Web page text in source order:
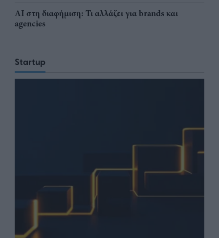
AI στη διαφήμιση: Τι αλλάζει για brands και
agencies
Startup